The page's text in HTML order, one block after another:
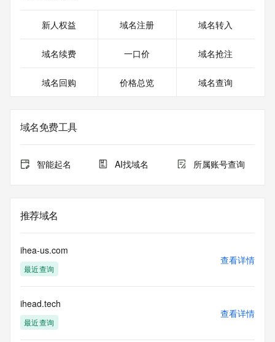
新人权益 域名注册 域名转入
域名续费 一口价 域名抢注
域名回购 价格总览 域名查询
域名免费工具
智能起名 AI找域名 所属账号查询
推荐域名
ihea-us.com
最近查询
查看详情
ihead.tech
最近查询
查看详情